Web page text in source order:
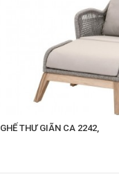
GHẾ THƯ GIÃN CA 2242,